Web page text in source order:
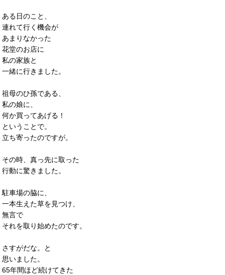
ある日のこと、
連れて行く機会が
あまりなかった
花堂のお店に
私の家族と
一緒に行きました。
祖母のひ孫である、
私の娘に、
何か買ってあげる！
ということで。
立ち寄ったのですが。
その時、真っ先に取った
行動に驚きました。
駐車場の脇に、
一本生えた草を見つけ、
無言で
それを取り始めたのです。
さすがだな。と
思いました。
65年間ほど続けてきた